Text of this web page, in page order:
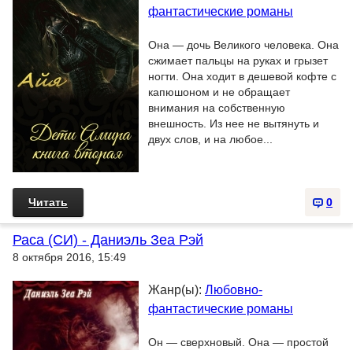
фантастические романы
Она — дочь Великого человека. Она
сжимает пальцы на руках и грызет
ногти. Она ходит в дешевой кофте с
капюшоном и не обращает
внимания на собственную
внешность. Из нее не вытянуть и
двух слов, и на любое...
0
Читать
Раса (СИ) - Даниэль Зеа Рэй
8 октября 2016, 15:49
Жанр(ы): Любовно-
фантастические романы
Он — сверхновый. Она — простой